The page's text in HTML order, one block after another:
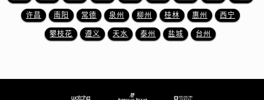
浙江省衢州市柯城区上街爱彼售后服务中心（需提前预约）
浙江省绍兴市越城区胜利东路379号世茂天际中心写字楼8层805室爱彼售后服务中心（需提前预约）
许昌 南阳 常德 泉州 柳州 桂林 惠州 西宁
攀枝花 遵义 天水 泰州 盐城 台州